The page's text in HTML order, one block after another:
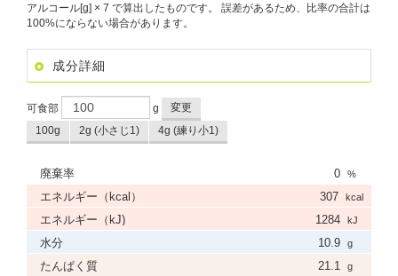
アルコール[g] × 7 で算出したものです。 誤差があるため、比率の合計は
100%にならない場合があります。
成分詳細
可食部 g
変更
100g
2g (小さじ1) 4g (練り小1)
廃棄率 0 %
エネルギー（kcal） 307 kcal
エネルギー（kJ) 1284 kJ
水分 10.9 g
たんぱく質 21.1 g